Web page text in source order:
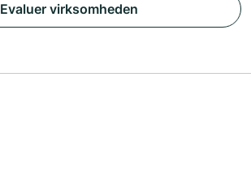
Evaluer virksomheden